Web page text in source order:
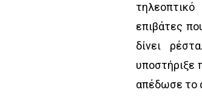
επιβάτες
δίνει
υποστήριξε
απέδωσε το